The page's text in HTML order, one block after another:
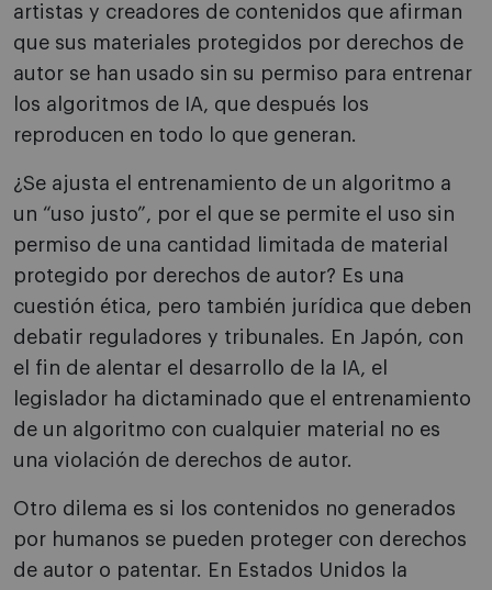
artistas y creadores de contenidos que afirman
que sus materiales protegidos por derechos de
autor se han usado sin su permiso para entrenar
los algoritmos de IA, que después los
reproducen en todo lo que generan.
¿Se ajusta el entrenamiento de un algoritmo a
un “uso justo”, por el que se permite el uso sin
permiso de una cantidad limitada de material
protegido por derechos de autor? Es una
cuestión ética, pero también jurídica que deben
debatir reguladores y tribunales. En Japón, con
el fin de alentar el desarrollo de la IA, el
legislador ha dictaminado que el entrenamiento
de un algoritmo con cualquier material no es
una violación de derechos de autor.
Otro dilema es si los contenidos no generados
por humanos se pueden proteger con derechos
de autor o patentar. En Estados Unidos la